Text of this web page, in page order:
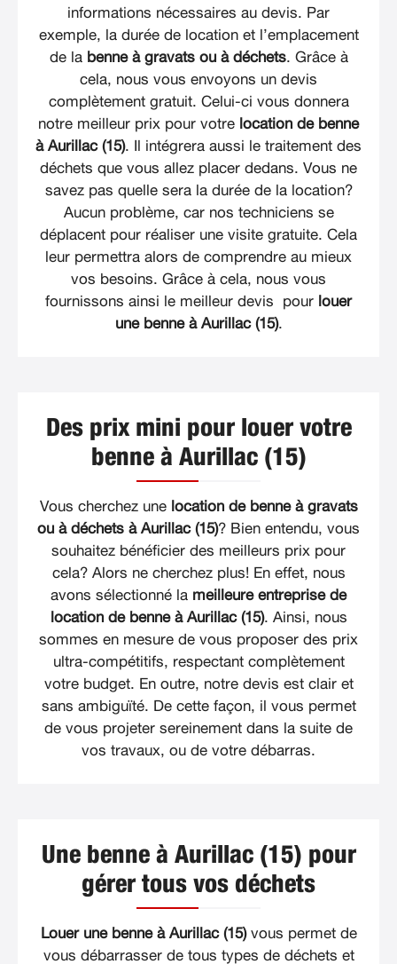
informations nécessaires au devis. Par
exemple, la durée de location et l’emplacement
de la benne à gravats ou à déchets. Grâce à
cela, nous vous envoyons un devis
complètement gratuit. Celui-ci vous donnera
notre meilleur prix pour votre location de benne
à Aurillac (15). Il intégrera aussi le traitement des
déchets que vous allez placer dedans. Vous ne
savez pas quelle sera la durée de la location?
Aucun problème, car nos techniciens se
déplacent pour réaliser une visite gratuite. Cela
leur permettra alors de comprendre au mieux
vos besoins. Grâce à cela, nous vous
fournissons ainsi le meilleur devis pour louer
une benne à Aurillac (15).
Des prix mini pour louer votre
benne à Aurillac (15)
Vous cherchez une location de benne à gravats
ou à déchets à Aurillac (15)? Bien entendu, vous
souhaitez bénéficier des meilleurs prix pour
cela? Alors ne cherchez plus! En effet, nous
avons sélectionné la meilleure entreprise de
location de benne à Aurillac (15). Ainsi, nous
sommes en mesure de vous proposer des prix
ultra-compétitifs, respectant complètement
votre budget. En outre, notre devis est clair et
sans ambiguïté. De cette façon, il vous permet
de vous projeter sereinement dans la suite de
vos travaux, ou de votre débarras.
Une benne à Aurillac (15) pour
gérer tous vos déchets
Louer une benne à Aurillac (15)vous permet de
vous débarrasser de tous types de déchets et